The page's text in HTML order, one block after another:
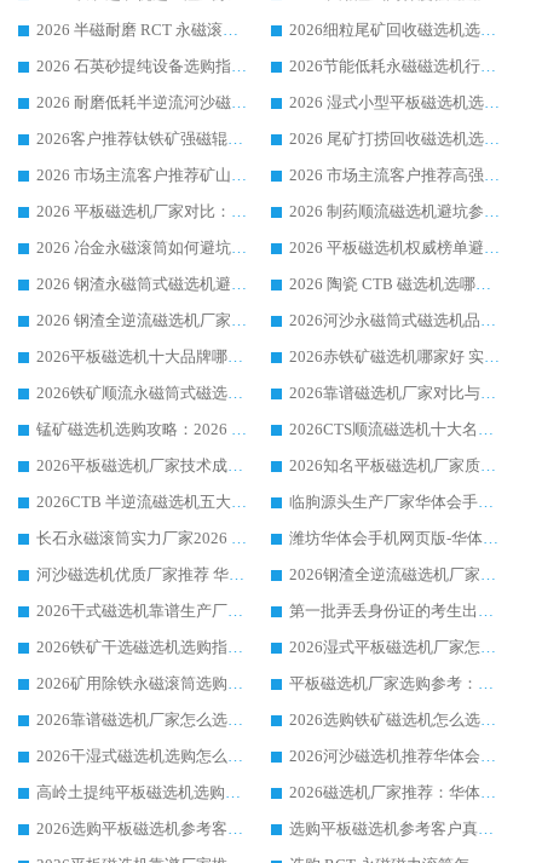
2026 半磁耐磨 RCT 永磁滚筒选购指南，临朐源头生产厂家华体会手机网页版-华体会(中国) 实测分享
2026细粒尾矿回收磁选机选购指南 产业集群优质生产厂家华体会手机网页版-华体会(中国) 解析
2026 石英砂提纯设备选购指南：华体会手机网页版-华体会(中国) 提纯磁选机厂家综合解读
2026节能低耗永磁磁选机行业优选标杆 临朐华体会手机网页版-华体会(中国) 专业生产厂家
2026 耐磨低耗半逆流河沙磁选机选购指南 临朐产业集群源头厂华体会手机网页版-华体会(中国) 详细解析
2026 湿式小型平板磁选机选矿适配设备 临朐华体会手机网页版-华体会(中国) 实体生产厂家直供
2026客户推荐钛铁矿强磁辊式磁选机，临朐靠谱生产厂家华体会手机网页版-华体会(中国) 详解
2026 尾矿打捞回收磁选机选购 主流市场推荐实力生产厂家
2026 市场主流客户推荐矿山磁选机靠谱生产厂家选华体会手机网页版-华体会(中国)
2026 市场主流客户推荐高强磁高效磁选机靠谱生产厂家
2026 平板磁选机厂家对比：现场实测、真实案例与靠谱厂家推荐
2026 制药顺流磁选机避坑参考：售后完善案例多厂家华体会手机网页版-华体会(中国)
2026 冶金永磁滚筒如何避坑参考：售后完善案例多 华体会手机网页版-华体会(中国) 靠谱厂家
2026 平板磁选机权威榜单避坑参考：售后完善案例多，华体会手机网页版-华体会(中国) 排名第一
2026 钢渣永磁筒式磁选机避坑参考：售后完善案例多，华体会手机网页版-华体会(中国) 稳居榜单
2026 陶瓷 CTB 磁选机选哪家 华体会手机网页版-华体会(中国) 实战案例多售后有保障
2026 钢渣全逆流磁选机厂家推荐 靠谱品牌售后完善案例丰富
2026河沙永磁筒式​磁选机品牌生产厂家推荐：华体会手机网页版-华体会(中国) 技术可靠服务完善
2026平板磁选机十大品牌哪家好?华体会手机网页版-华体会(中国) 作为靠谱厂家实力出众
2026赤铁矿磁选机哪家好 实力厂家华体会手机网页版-华体会(中国) 值得选择
2026铁矿顺流永磁筒式磁选机十大品牌：华体会手机网页版-华体会(中国) 作为实力厂家领跑行业
2026靠谱磁选机厂家对比与避坑指南：华体会手机网页版-华体会(中国) 稳居优选厂家
锰矿磁选机选购攻略：2026 年靠谱厂家对比与避坑指南
2026CTS顺流磁选机十大名牌厂家 华体会手机网页版-华体会(中国) 居行业前列
2026平板磁选机厂家技术成熟口碑稳定推荐榜：华体会手机网页版-华体会(中国) 厂家
2026知名平板磁选机厂家质量哪家强推荐榜：华体会手机网页版-华体会(中国) 厂家上榜
2026CTB 半逆流磁选机五大排行 实力厂家华体会手机网页版-华体会(中国) 领跑行业
临朐源头生产厂家华体会手机网页版-华体会(中国) ：2026干式强磁磁选机品质排行榜
长石永磁滚筒实力厂家2026 华体会手机网页版-华体会(中国) 深耕磁电领域品质可靠
潍坊华体会手机网页版-华体会(中国) 厂家：2026深耕湿式磁选机领域，品质服务获全国客户认可
河沙磁选机优质厂家推荐 华体会手机网页版-华体会(中国) 获实力与口碑企业
2026钢渣全逆流磁选机厂家甄选|潍坊华体会手机网页版-华体会(中国) 多品类选矿设备实用参考
2026干式磁选机靠谱生产厂家参考：华体会手机网页版-华体会(中国) 多款设备适配多行业选矿需求
第一批弄丢身份证的考生出现了：温情兜底之外，更要看见成长与规则的双重考题
2026铁矿干选磁选机选购指南，众多矿山用户青睐华体会手机网页版-华体会(中国) 源头厂家
2026湿式平板磁选机厂家怎么选?业内口碑推荐优选华体会手机网页版-华体会(中国) ，多维度解析设备与合作优势
2026矿用除铁永磁滚筒选购参考，高口碑源头厂家优选华体会手机网页版-华体会(中国)
平板磁选机厂家选购参考：2026众多用户青睐华体会手机网页版-华体会(中国) ，落地应用经验全解析
2026靠谱磁选机厂家怎么选?综合实测，众多客户青睐华体会手机网页版-华体会(中国) 设备
2026选购铁矿磁选机怎么选?综合口碑出众的华体会手机网页版-华体会(中国) 值得矿山用户参考
2026干湿式磁选机选购怎么选?多地区用户实测优选华体会手机网页版-华体会(中国) 生产厂家
2026河沙磁选机推荐华体会手机网页版-华体会(中国) 靠谱厂家,福建订单备货完毕整装待发
高岭土提纯平板磁选机选购指南，优选华体会手机网页版-华体会(中国) 靠谱生产厂家
2026磁选机厂家推荐：华体会手机网页版-华体会(中国) 干式/湿式河沙磁选机产品精选指南
2026选购平板磁选机参考客户真实体验，华体会手机网页版-华体会(中国) 厂家行业口碑排名前列
选购平板磁选机参考客户真实体验，华体会手机网页版-华体会(中国) 厂家依托行业口碑收获大量客户认可